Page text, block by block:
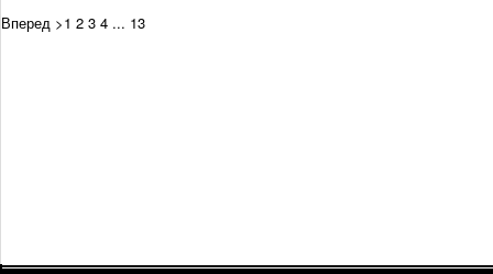
Вперед >1 2 3 4 ... 13